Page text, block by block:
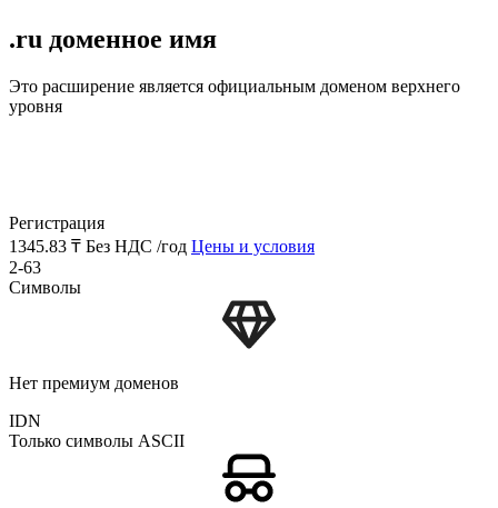
.ru доменное имя
Это расширение является официальным доменом верхнего
уровня
Регистрация
1345.83 ₸ Без НДС /год Цены и условия
2-63
Символы
Нет премиум доменов
IDN
Только символы ASCII